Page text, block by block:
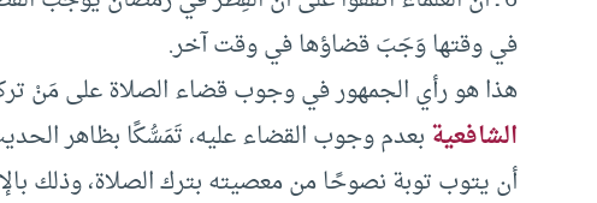
في وقتها وَجَبَ قضاؤها في وقت آخر.
هذا هو رأي الجمهور في وجوب قضاء الصلاة على مَنْ
الشافعيةبعدم وجوب القضاء عليه، تَمَسُّكًا بظاهر
أن يتوب توبة نصوحًا من معصيته بترك الصلاة، وذلك